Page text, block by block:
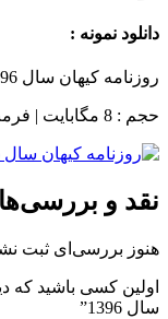
دانلود نمونه :
روزنامه کیهان سال 1396
حجم : 8 مگابایت | فرمت : pdf
نقد و بررسی‌ها
هنوز بررسی‌ای ثبت
اولین کسی باشید که
سال 1396”